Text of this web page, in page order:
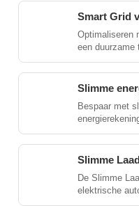
Smart Grid
Optimaliseren
een duurzame
Slimme
Bespaar met
Slimme
De Slimme
elektrische